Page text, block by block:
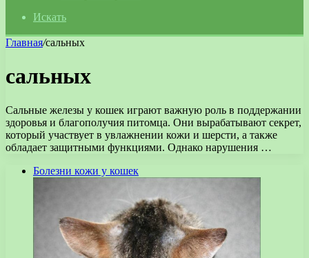
Искать
Главная/сальных
сальных
Сальные железы у кошек играют важную роль в поддержании
здоровья и благополучия питомца. Они вырабатывают секрет,
который участвует в увлажнении кожи и шерсти, а также
обладает защитными функциями. Однако нарушения …
Болезни кожи у кошек